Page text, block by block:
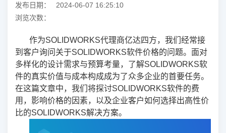
发布日期：
2024-06-07 16:25:10
浏览次数：
作为SOLIDWORKS代理商亿达四方，我们经常接
到客户询问关于SOLIDWORKS软件价格的问题。面对
多样化的设计需求与预算考量，了解SOLIDWORKS软
件的真实价值与成本构成成为了众多企业的首要任务。
在这篇文章中，我们将探讨SOLIDWORKS软件的费
用，影响价格的因素，以及企业客户如何选择出高性价
比的SOLIDWORKS解决方案。